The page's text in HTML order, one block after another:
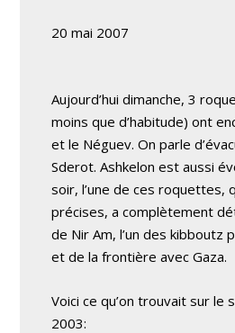
20 mai 2007
Aujourd’hui dimanche, 3
moins que d’habitude) ont
et le Néguev. On parle
Sderot. Ashkelon est aussi
soir, l’une de ces roquettes,
précises, a complètement
de Nir Am, l’un des kibboutz
et de la frontière avec Gaza.
Voici ce qu’on trouvait sur le
2003: